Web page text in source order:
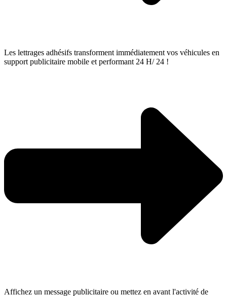
Les lettrages adhésifs transforment immédiatement vos véhicules en
support publicitaire mobile et performant 24 H/ 24 !
Affichez un message publicitaire ou mettez en avant l'activité de